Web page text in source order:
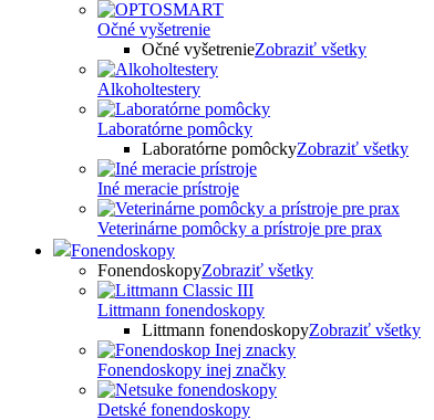
Očné vyšetrenie
Očné vyšetrenieZobraziť všetky
Alkoholtestery
Laboratórne pomôcky
Laboratórne pomôckyZobraziť všetky
Iné meracie prístroje
Veterinárne pomôcky a prístroje pre prax
Fonendoskopy
FonendoskopyZobraziť všetky
Littmann fonendoskopy
Littmann fonendoskopyZobraziť všetky
Fonendoskopy inej značky
Detské fonendoskopy